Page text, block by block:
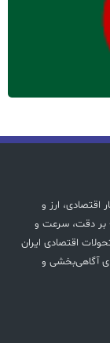
اقتصادی، ارز و
بر دقت، سرعت و
اقتصادی ایران
آگاهی‌بخشی و